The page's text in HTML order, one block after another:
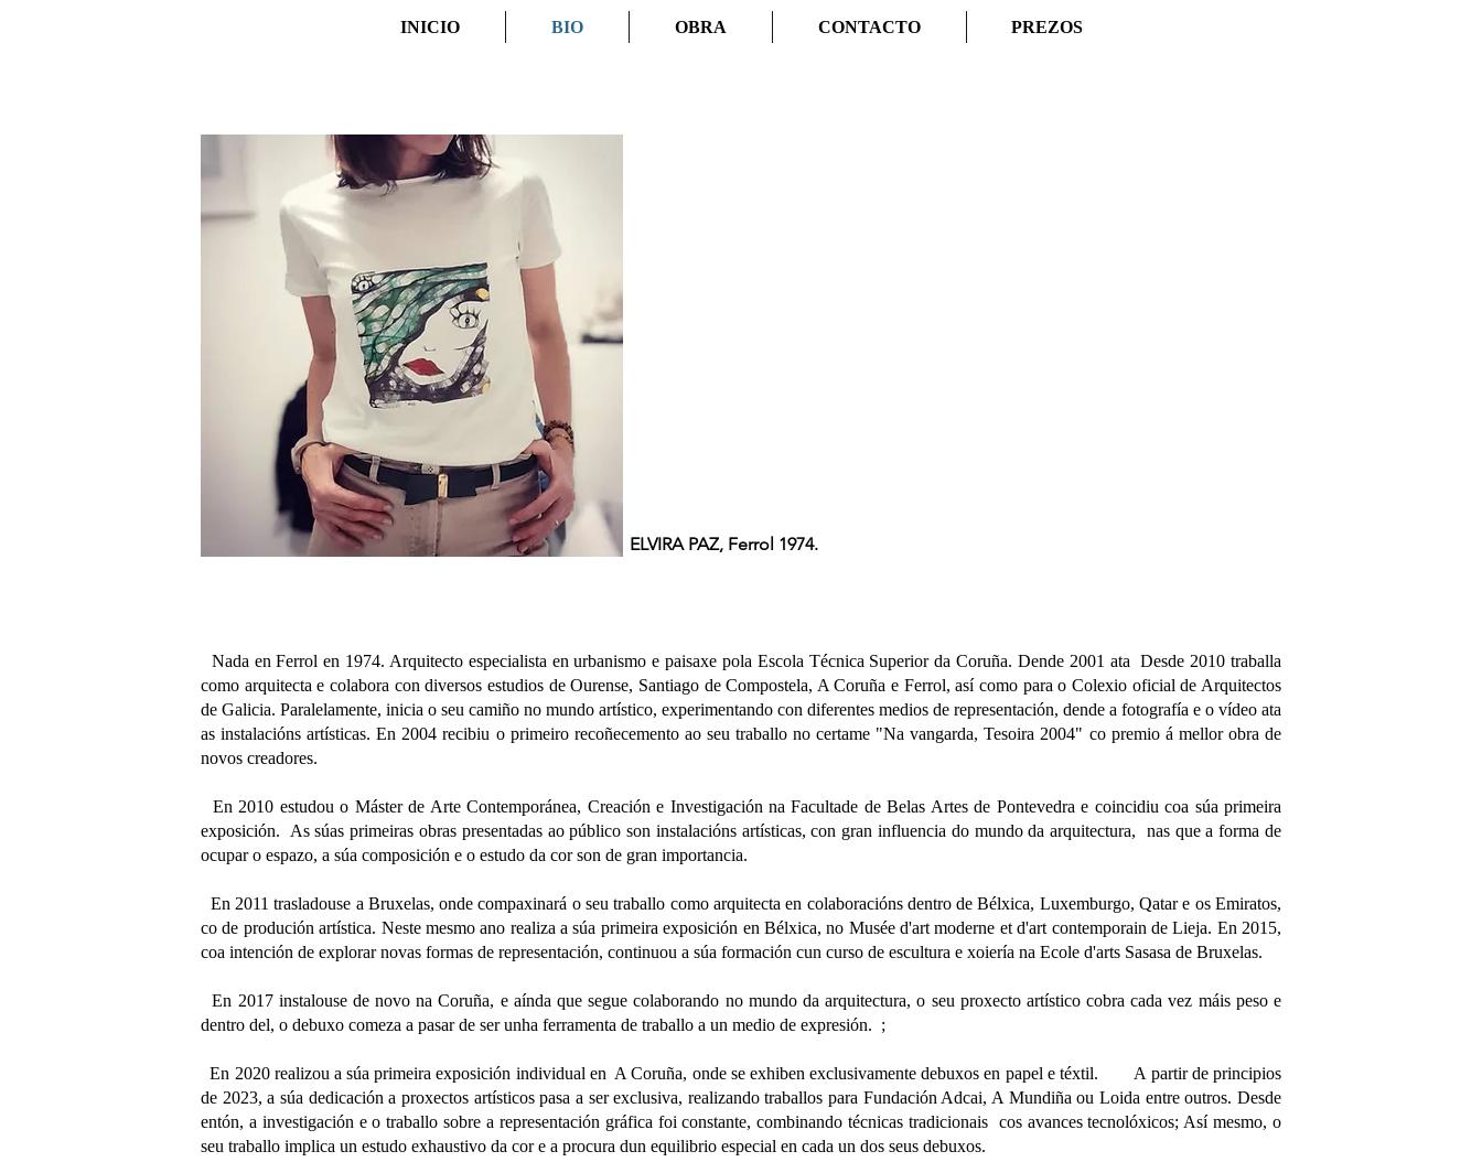
INICIO BIO OBRA CONTACTO PREZOS
ELVIRA PAZ, Ferrol 1974.
Nada en Ferrol en 1974. Arquitecto especialista en urbanismo e paisaxe pola Escola Técnica Superior da Coruña. Dende 2001 ata Desde 2010 traballa
como arquitecta e colabora con diversos estudios de Ourense, Santiago de Compostela, A Coruña e Ferrol, así como para o Colexio oficial de Arquitectos
de Galicia. Paralelamente, inicia o seu camiño no mundo artístico, experimentando con diferentes medios de representación, dende a fotografía e o vídeo ata
as instalacións artísticas. En 2004 recibiu o primeiro recoñecemento ao seu traballo no certame "Na vangarda, Tesoira 2004" co premio á mellor obra de
novos creadores.
En 2010 estudou o Máster de Arte Contemporánea, Creación e Investigación na Facultade de Belas Artes de Pontevedra e coincidiu coa súa primeira
exposición. As súas primeiras obras presentadas ao público son instalacións artísticas, con gran influencia do mundo da arquitectura, nas que a forma de
ocupar o espazo, a súa composición e o estudo da cor son de gran importancia.
En 2011 trasladouse a Bruxelas, onde compaxinará o seu traballo como arquitecta en colaboracións dentro de Bélxica, Luxemburgo, Qatar e os Emiratos,
co de produción artística. Neste mesmo ano realiza a súa primeira exposición en Bélxica, no Musée d'art moderne et d'art contemporain de Lieja. En 2015,
coa intención de explorar novas formas de representación, continuou a súa formación cun curso de escultura e xoiería na Ecole d'arts Sasasa de Bruxelas.
En 2017 instalouse de novo na Coruña, e aínda que segue colaborando no mundo da arquitectura, o seu proxecto artístico cobra cada vez máis peso e
dentro del, o debuxo comeza a pasar de ser unha ferramenta de traballo a un medio de expresión. ;
En 2020 realizou a súa primeira exposición individual en A Coruña, onde se exhiben exclusivamente debuxos en papel e téxtil. A partir de principios
de 2023, a súa dedicación a proxectos artísticos pasa a ser exclusiva, realizando traballos para Fundación Adcai, A Mundiña ou Loida entre outros. Desde
entón, a investigación e o traballo sobre a representación gráfica foi constante, combinando técnicas tradicionais cos avances tecnolóxicos; Así mesmo, o
seu traballo implica un estudo exhaustivo da cor e a procura dun equilibrio especial en cada un dos seus debuxos.